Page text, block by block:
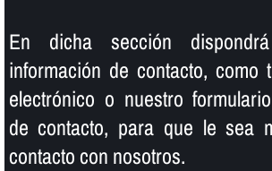
En dicha sección
información de contacto, como
electrónico o nuestro
de contacto, para que le sea
contacto con nosotros.